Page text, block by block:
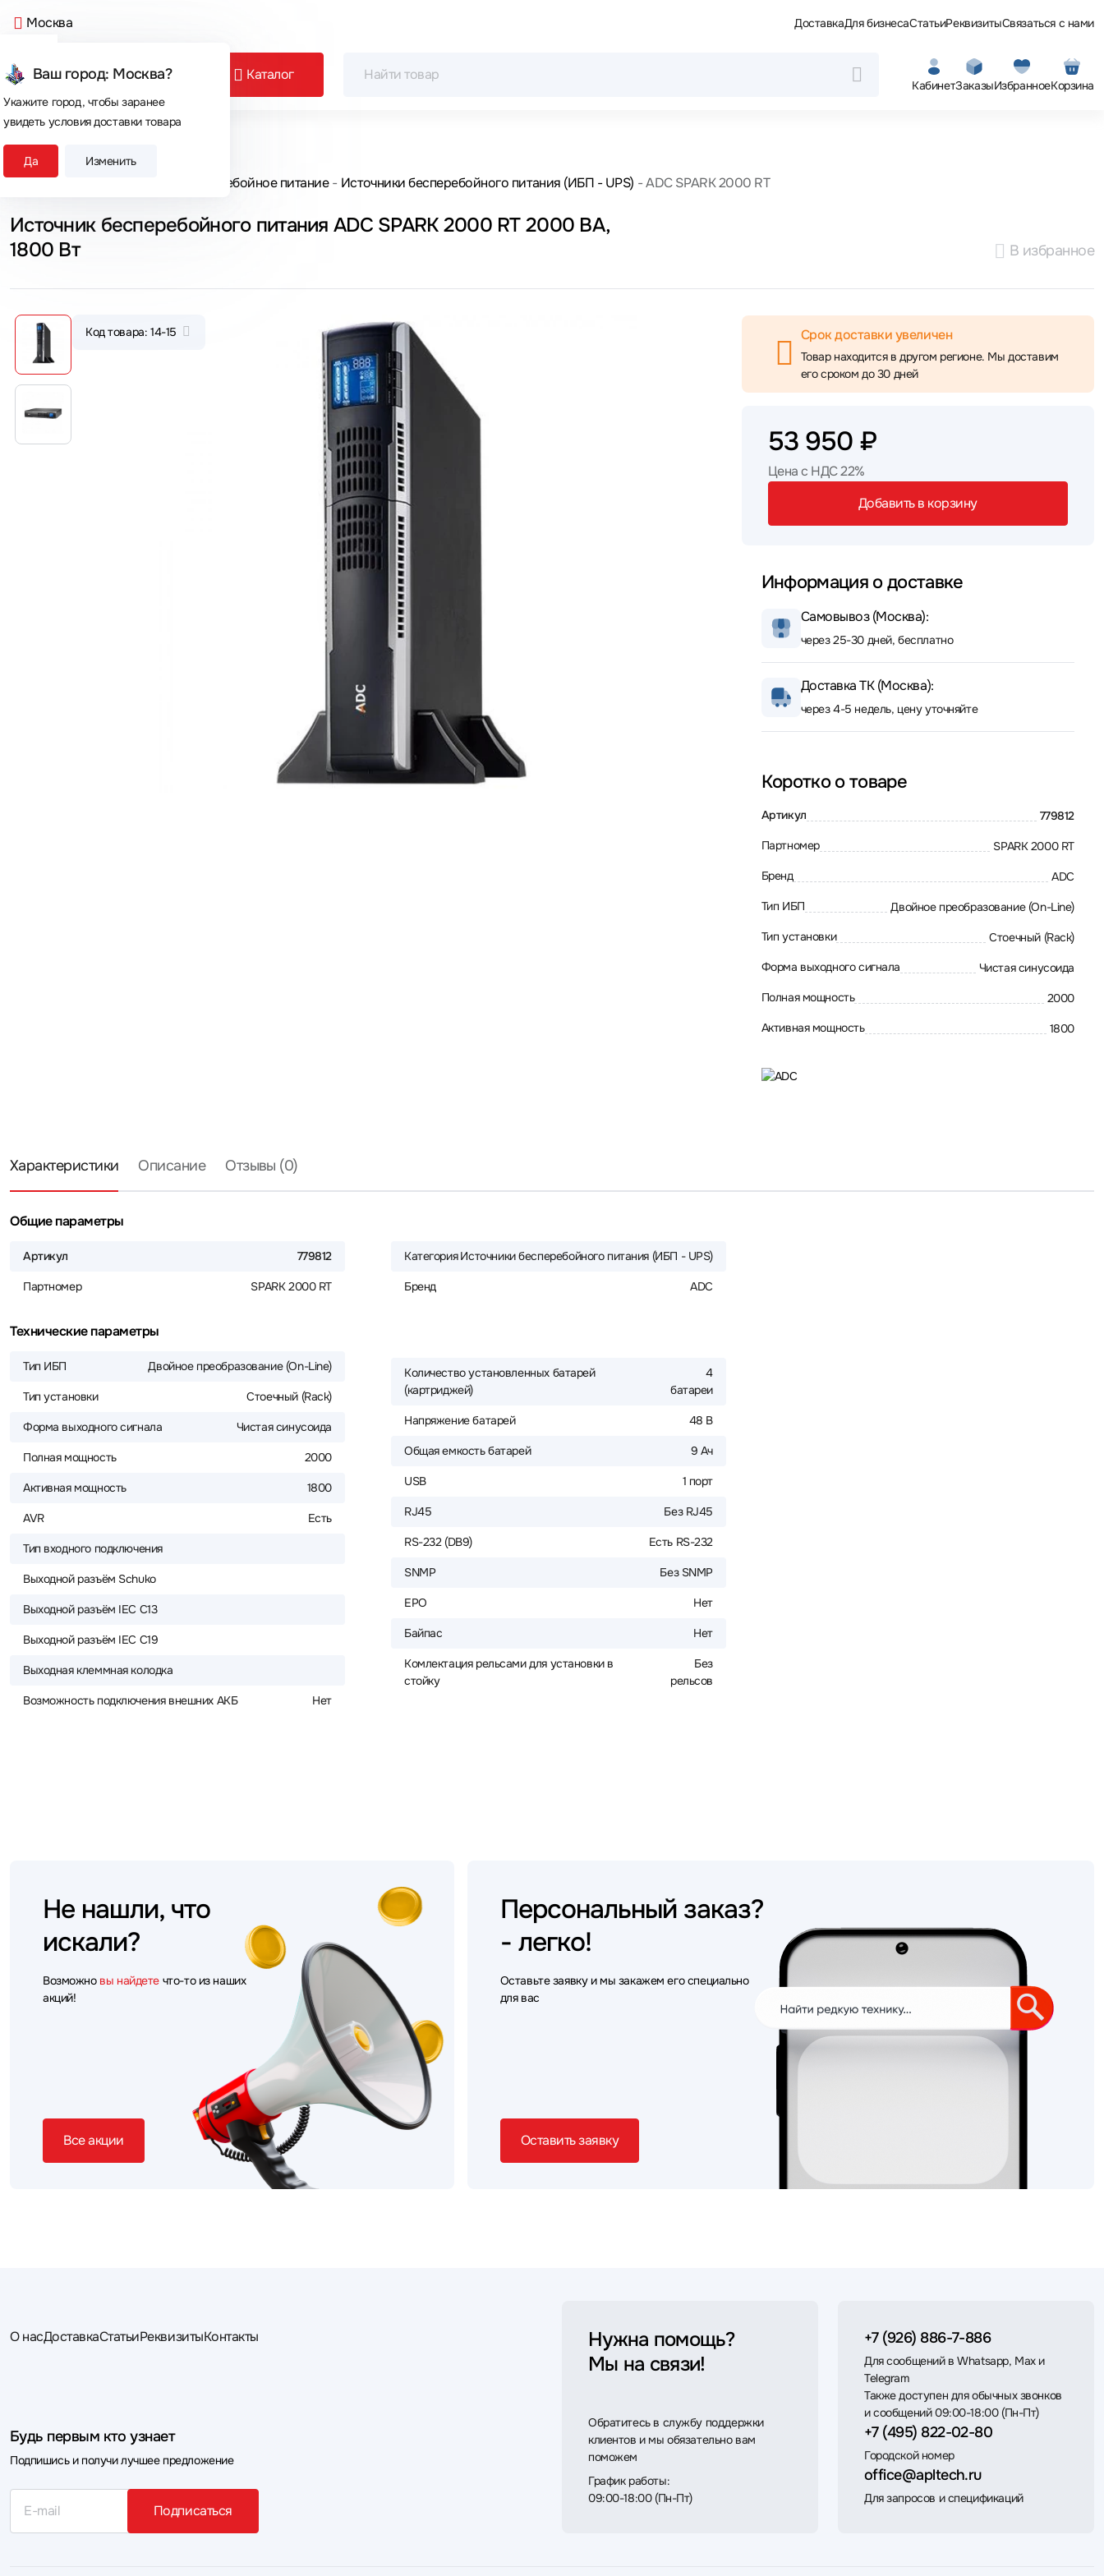
Москва
Ваш город: Москва?
Укажите город, чтобы заранее
увидеть условия доставки товара
Да Изменить
ДоставкаДля бизнесаСтатьиРеквизитыСвязаться с нами
Каталог
КабинетЗаказыИзбранноеКорзина
Сегодня покупают
Главная Бесперебойное питание Источники бесперебойного питания (ИБП - UPS) ADC SPARK 2000 RT
Источник бесперебойного питания ADC SPARK 2000 RT 2000 ВА,
1800 Вт
В избранное
Код товара: 14-15 Срок доставки увеличен
Товар находится в другом регионе. Мы доставим
его сроком до 30 дней
53 950 ₽
Цена с НДС 22%
Добавить в корзину
Информация о доставке
Самовывоз (Москва):
через 25-30 дней, бесплатно
Доставка ТК (Москва):
через 4-5 недель, цену уточняйте
Коротко о товаре
Артикул 779812
Партномер SPARK 2000 RT
Бренд ADC
Тип ИБП Двойное преобразование (On-Line)
Тип установки Стоечный (Rack)
Форма выходного сигнала Чистая синусоида
Полная мощность 2000
Активная мощность 1800
Характеристики Описание Отзывы (0)
Общие параметры
Артикул 779812
Партномер SPARK 2000 RT
Категория Источники бесперебойного питания (ИБП - UPS)
Бренд ADC
Технические параметры
Тип ИБП Двойное преобразование (On-Line)
Тип установки Стоечный (Rack)
Форма выходного сигнала Чистая синусоида
Полная мощность 2000
Активная мощность 1800
AVR Есть
Тип входного подключения
Выходной разъём Schuko
Выходной разъём IEC C13
Выходной разъём IEC C19
Выходная клеммная колодка
Возможность подключения внешних АКБ Нет
Количество установленных батарей
(картриджей)
4
батареи
Напряжение батарей 48 В
Общая емкость батарей 9 Ач
USB 1 порт
RJ45 Без RJ45
RS-232 (DB9) Есть RS-232
SNMP Без SNMP
EPO Нет
Байпас Нет
Комлектация рельсами для установки в
стойку
Без
рельсов
Не нашли, что
искали?
Возможно вы найдете что-то из наших
акций!
Все акции
Персональный заказ?
- легко!
Оставьте заявку и мы закажем его специально
для вас
Оставить заявку
О насДоставкаСтатьиРеквизитыКонтакты
Будь первым кто узнает
Подпишись и получи лучшее предложение
Подписаться
Нужна помощь?
Мы на связи!
Обратитесь в службу поддержки
клиентов и мы обязательно вам
поможем
График работы:
09:00-18:00 (Пн-Пт)
+7 (926) 886-7-886
Для сообщений в Whatsapp, Max и
Telegram
Также доступен для обычных звонков
и сообщений 09:00-18:00 (Пн-Пт)
+7 (495) 822-02-80
Городской номер
office@apltech.ru
Для запросов и спецификаций